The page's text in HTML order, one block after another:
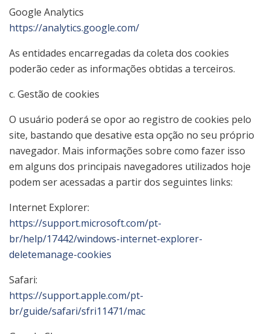
Google Analytics
https://analytics.google.com/
As entidades encarregadas da coleta dos cookies
poderão ceder as informações obtidas a terceiros.
c. Gestão de cookies
O usuário poderá se opor ao registro de cookies pelo
site, bastando que desative esta opção no seu próprio
navegador. Mais informações sobre como fazer isso
em alguns dos principais navegadores utilizados hoje
podem ser acessadas a partir dos seguintes links:
Internet Explorer:
https://support.microsoft.com/pt-
br/help/17442/windows-internet-explorer-
deletemanage-cookies
Safari:
https://support.apple.com/pt-
br/guide/safari/sfri11471/mac